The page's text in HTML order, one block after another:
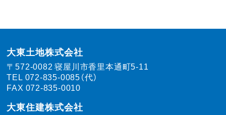
大東土地株式会社
〒572-0082寝屋川市香里本通町5-11
TEL 072-835-0085（代）
FAX 072-835-0010
大東住建株式会社